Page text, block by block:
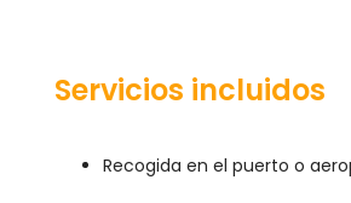
Servicios incluidos
Recogida en el puerto o